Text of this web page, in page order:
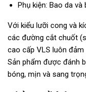
Phụ kiện: Bao da
Với kiểu lưỡi cong và
các đường cắt chuốt
cao cấp VLS luôn
Sản phẩm được đánh
bóng, mịn và sang